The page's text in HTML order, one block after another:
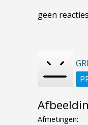
geen
Afmetingen: